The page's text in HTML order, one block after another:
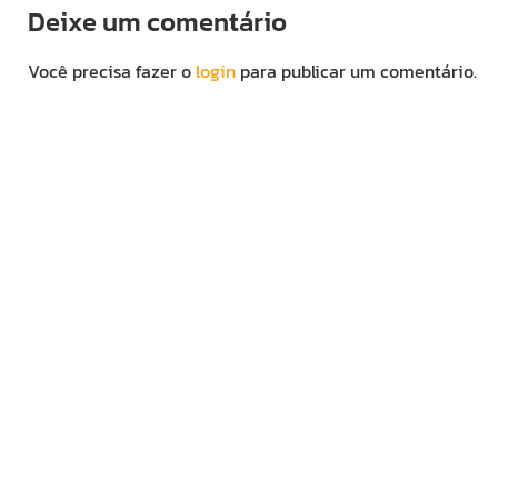
Deixe um comentário
Você precisa fazer o login para publicar um comentário.